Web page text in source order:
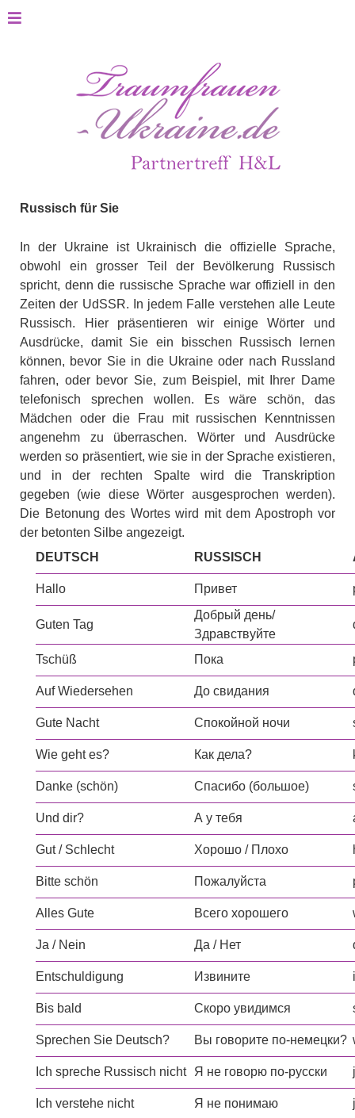
Russisch für Sie
In der Ukraine ist Ukrainisch die offizielle Sprache,
obwohl ein grosser Teil der Bevölkerung Russisch
spricht, denn die russische Sprache war offiziell in den
Zeiten der UdSSR. In jedem Falle verstehen alle Leute
Russisch. Hier präsentieren wir einige Wörter und
Ausdrücke, damit Sie ein bisschen Russisch lernen
können, bevor Sie in die Ukraine oder nach Russland
fahren, oder bevor Sie, zum Beispiel, mit Ihrer Dame
telefonisch sprechen wollen. Es wäre schön, das
Mädchen oder die Frau mit russischen Kenntnissen
angenehm zu überraschen. Wörter und Ausdrücke
werden so präsentiert, wie sie in der Sprache existieren,
und in der rechten Spalte wird die Transkription
gegeben (wie diese Wörter ausgesprochen werden).
Die Betonung des Wortes wird mit dem Apostroph vor
der betonten Silbe angezeigt.
DEUTSCH
RUSSISCH
Hallo Привет
Guten Tag
Добрый день/
Здравствуйте
Tschüß Пока
Auf Wiedersehen До свидания
Gute Nacht Спокойной ночи
Wie geht es? Как дела?
Danke (schön) Спасибо (большое)
Und dir? А у тебя
Gut / Schlecht Хорошо / Плохо
Bitte schön Пожалуйста
Alles Gute Всего хорошего
Ja / Nein Да / Нет
Entschuldigung Извините
Bis bald Скоро увидимся
Sprechen Sie Deutsch? Вы говорите по-немецки?
Ich spreche Russisch nicht Я не говорю по-русски
Ich verstehe nicht Я не понимаю